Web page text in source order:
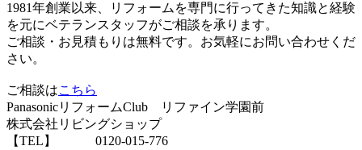
1981年創業以来、リフォームを専門に行ってきた知識と経験
を元にベテランスタッフがご相談を承ります。
ご相談・お見積もりは無料です。お気軽にお問い合わせくだ
さい。
ご相談はこちら
PanasonicリフォームClub リファイン学園前
株式会社リビングショップ
【TEL】 0120-015-776